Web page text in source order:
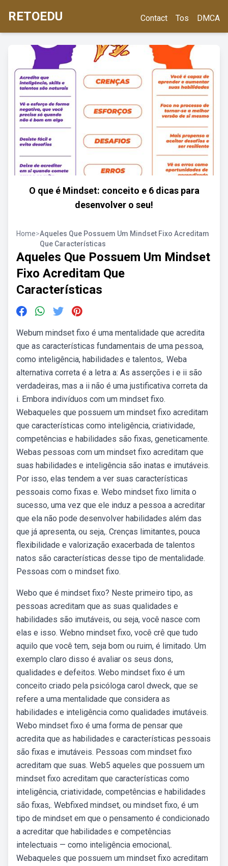
RETOEDU Contact Tos DMCA
O que é Mindset: conceito e 6 dicas para
desenvolver o seu!
Home>Aqueles Que Possuem Um Mindset Fixo Acreditam
Que Características
Aqueles Que Possuem Um Mindset
Fixo Acreditam Que
Características
Webum mindset fixo é uma mentalidade que acredita
que as características fundamentais de uma pessoa,
como inteligência, habilidades e talentos,. Weba
alternativa correta é a letra a: As asserções i e ii são
verdadeiras, mas a ii não é uma justificativa correta da
i. Embora indivíduos com um mindset fixo.
Webaqueles que possuem um mindset fixo acreditam
que características como inteligência, criatividade,
competências e habilidades são fixas, geneticamente.
Webas pessoas com um mindset fixo acreditam que
suas habilidades e inteligência são inatas e imutáveis.
Por isso, elas tendem a ver suas características
pessoais como fixas e. Webo mindset fixo limita o
sucesso, uma vez que ele induz a pessoa a acreditar
que ela não pode desenvolver habilidades além das
que já apresenta, ou seja,. Crenças limitantes, pouca
flexibilidade e valorização exacerbada de talentos
natos são características desse tipo de mentalidade.
Pessoas com o mindset fixo.
Webo que é mindset fixo? Neste primeiro tipo, as
pessoas acreditam que as suas qualidades e
habilidades são imutáveis, ou seja, você nasce com
elas e isso. Webno mindset fixo, você crê que tudo
aquilo que você tem, seja bom ou ruim, é limitado. Um
exemplo claro disso é avaliar os seus dons,
qualidades e defeitos. Webo mindset fixo é um
conceito criado pela psicóloga carol dweck, que se
refere a uma mentalidade que considera as
habilidades e inteligência como qualidades imutáveis.
Webo mindset fixo é uma forma de pensar que
acredita que as habilidades e características pessoais
são fixas e imutáveis. Pessoas com mindset fixo
acreditam que suas. Web5 aqueles que possuem um
mindset fixo acreditam que características como
inteligência, criatividade, competências e habilidades
são fixas,. Webfixed mindset, ou mindset fixo, é um
tipo de mindset em que o pensamento é condicionado
a acreditar que habilidades e competências
intelectuais — como inteligência emocional,.
Webaqueles que possuem um mindset fixo acreditam